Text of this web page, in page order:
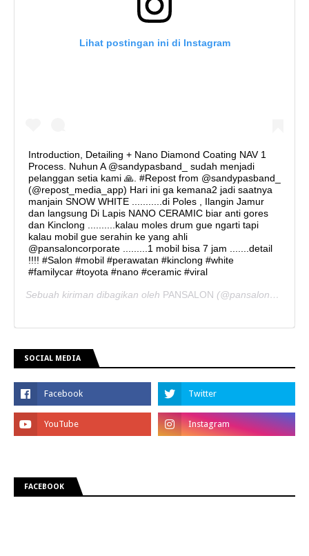
Lihat postingan ini di Instagram
Introduction, Detailing + Nano Diamond Coating NAV 1
Process. Nuhun A @sandypasband_ sudah menjadi
pelanggan setia kami 🙏. #Repost from @sandypasband_
(@repost_media_app) Hari ini ga kemana2 jadi saatnya
manjain SNOW WHITE ...........di Poles , Ilangin Jamur
dan langsung Di Lapis NANO CERAMIC biar anti gores
dan Kinclong ..........kalau moles drum gue ngarti tapi
kalau mobil gue serahin ke yang ahli
@pansaloncorporate .........1 mobil bisa 7 jam .......detail
!!!! #Salon #mobil #perawatan #kinclong #white
#familycar #toyota #nano #ceramic #viral
Sebuah kiriman dibagikan oleh PANSALON (@pansaloncorporate) pada
SOCIAL MEDIA
FACEBOOK